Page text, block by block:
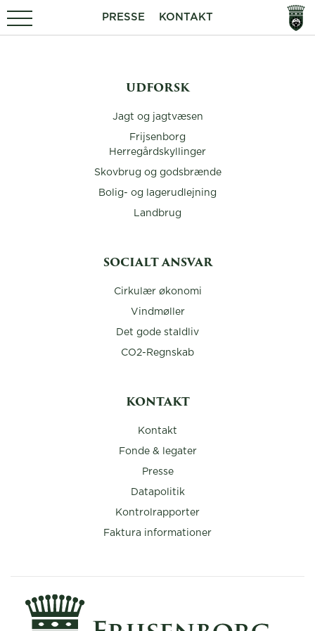
PRESSE KONTAKT
UDFORSK
Jagt og jagtvæsen
Frijsenborg
Herregårdskyllinger
Skovbrug og godsbrænde
Bolig- og lagerudlejning
Landbrug
SOCIALT ANSVAR
Cirkulær økonomi
Vindmøller
Det gode staldliv
CO2-Regnskab
KONTAKT
Kontakt
Fonde & legater
Presse
Datapolitik
Kontrolrapporter
Faktura informationer